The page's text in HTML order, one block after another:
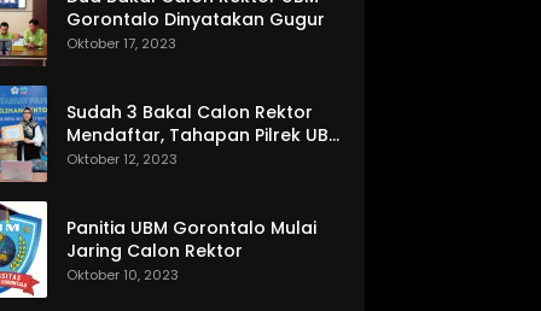
Gorontalo Dinyatakan Gugur
Oktober 17, 2023
Sudah 3 Bakal Calon Rektor
Mendaftar, Tahapan Pilrek UBM
Gorontalo Makin Seru
Oktober 12, 2023
Panitia UBM Gorontalo Mulai
Jaring Calon Rektor
Oktober 10, 2023